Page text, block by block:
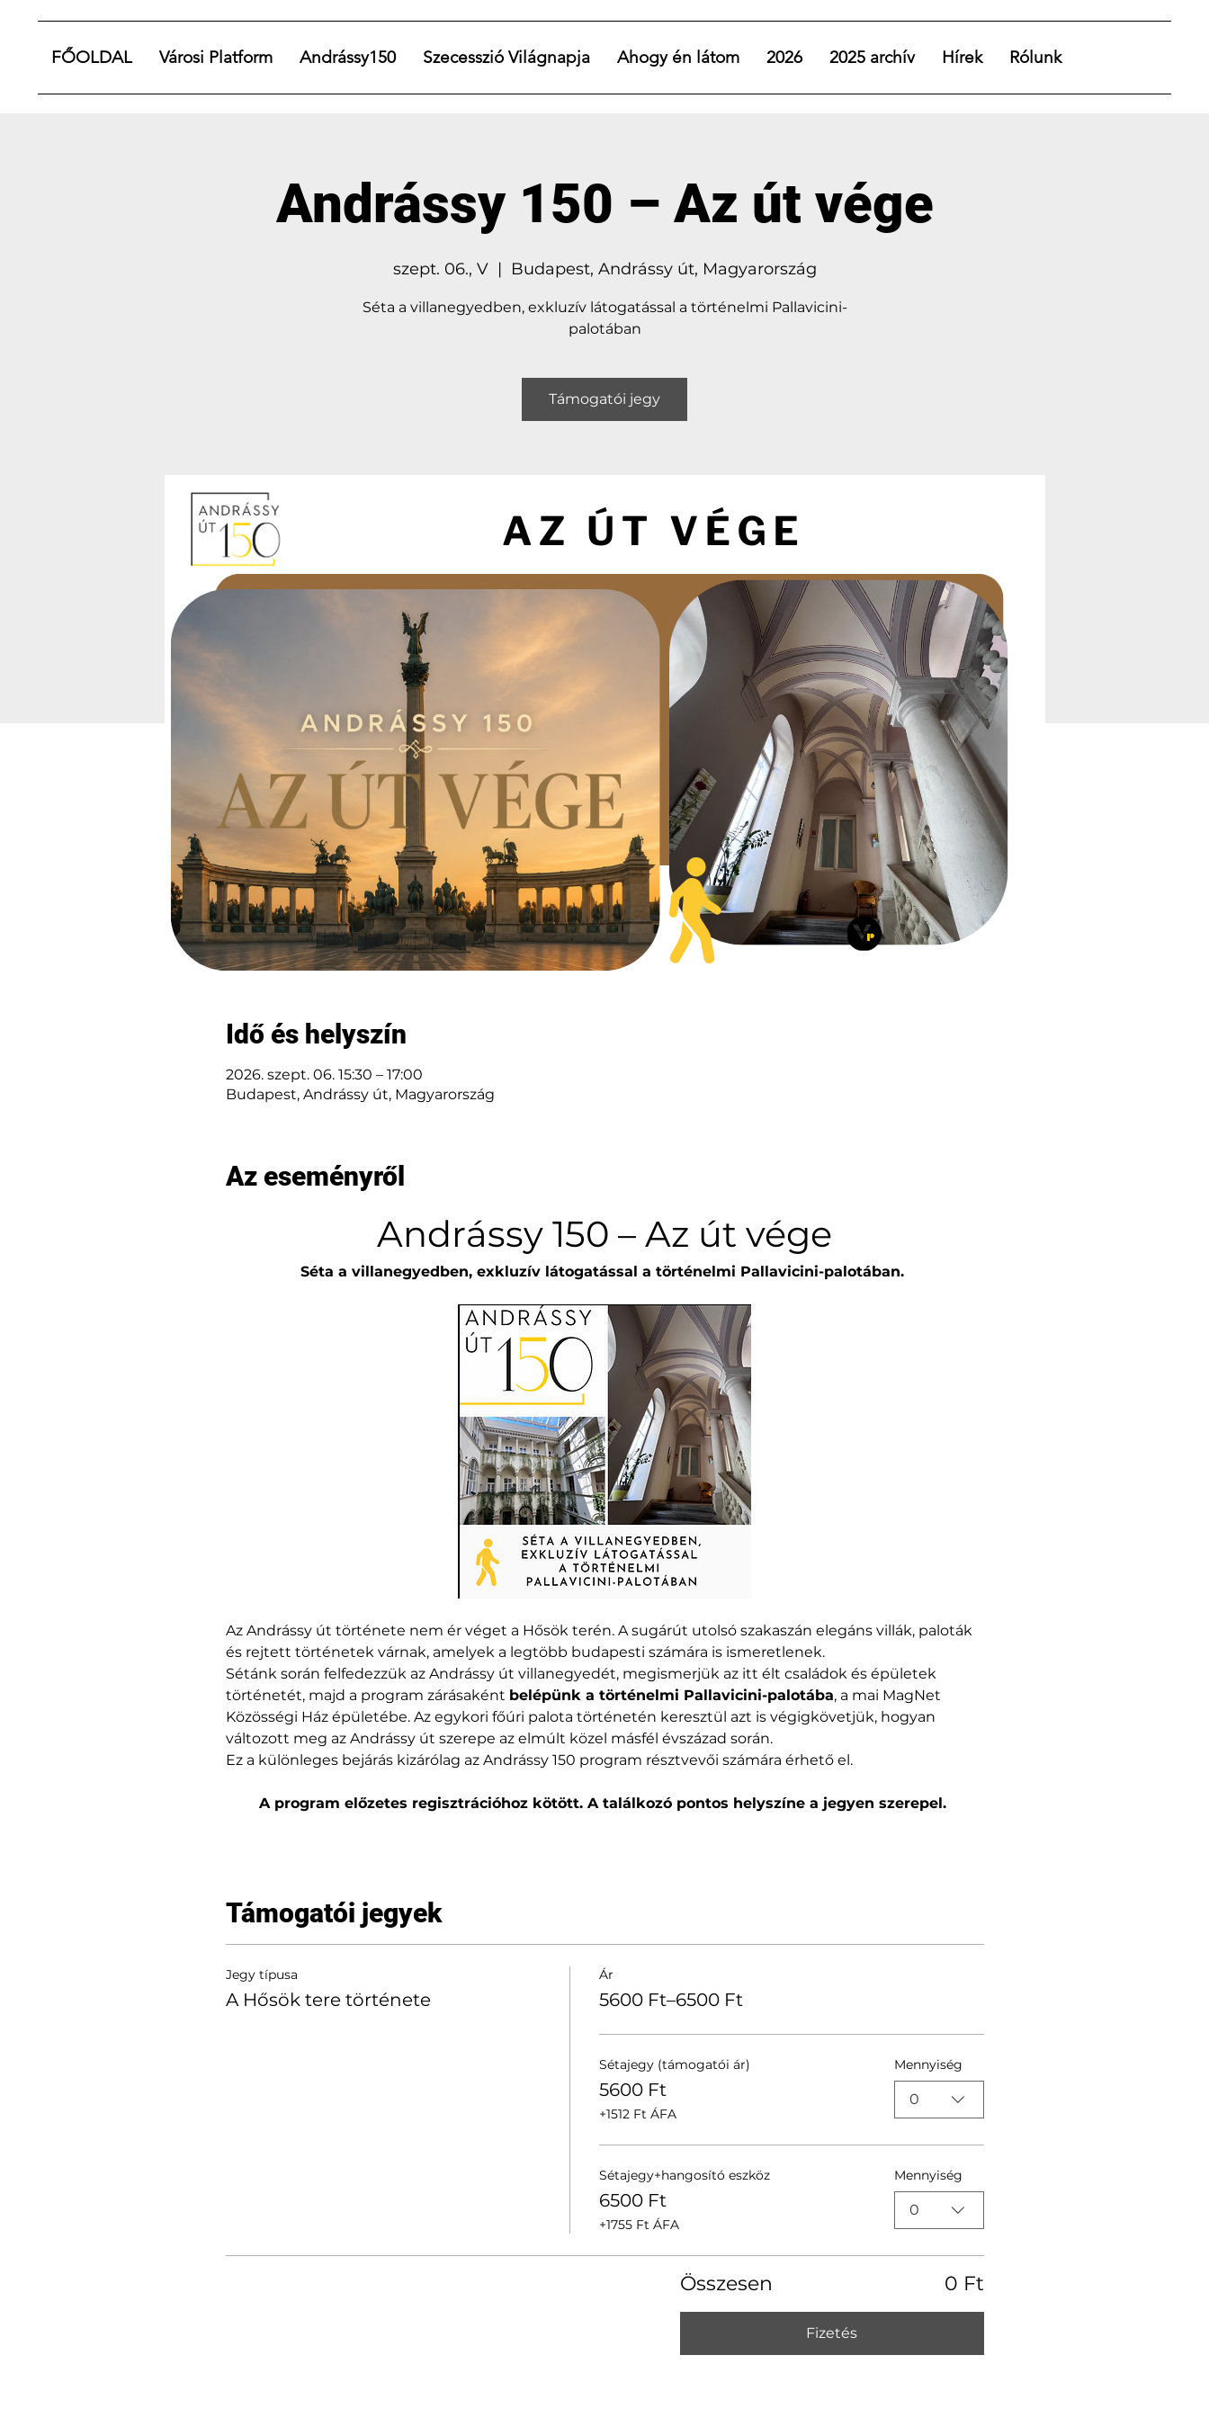
FŐOLDAL Városi Platform Andrássy150 Szecesszió Világnapja Ahogy én látom 2026 2025 archív Hírek Rólunk
Andrássy 150 – Az út vége
szept. 06., V
  |
Budapest, Andrássy út, Magyarország
Séta a villanegyedben, exkluzív látogatással a történelmi Pallavicini-
palotában
Támogatói jegy
Idő és helyszín
2026. szept. 06. 15:30 – 17:00
Budapest, Andrássy út, Magyarország
Az eseményről
Andrássy 150 – Az út vége
Séta a villanegyedben, exkluzív látogatással a történelmi Pallavicini-palotában.
Az Andrássy út története nem ér véget a Hősök terén. A sugárút utolsó szakaszán elegáns villák, paloták
és rejtett történetek várnak, amelyek a legtöbb budapesti számára is ismeretlenek.
Sétánk során felfedezzük az Andrássy út villanegyedét, megismerjük az itt élt családok és épületek
történetét, majd a program zárásaként belépünk a történelmi Pallavicini-palotába, a mai MagNet
Közösségi Ház épületébe. Az egykori főúri palota történetén keresztül azt is végigkövetjük, hogyan
változott meg az Andrássy út szerepe az elmúlt közel másfél évszázad során.
Ez a különleges bejárás kizárólag az Andrássy 150 program résztvevői számára érhető el.
A program előzetes regisztrációhoz kötött. A találkozó pontos helyszíne a jegyen szerepel.
Támogatói jegyek
Jegy típusa
A Hősök tere története
Ár
5600 Ft–6500 Ft
Sétajegy (támogatói ár)
5600 Ft
+1512 Ft ÁFA
Mennyiség
0
Sétajegy+hangosító eszköz
6500 Ft
+1755 Ft ÁFA
Mennyiség
0
Összesen 0 Ft
Fizetés